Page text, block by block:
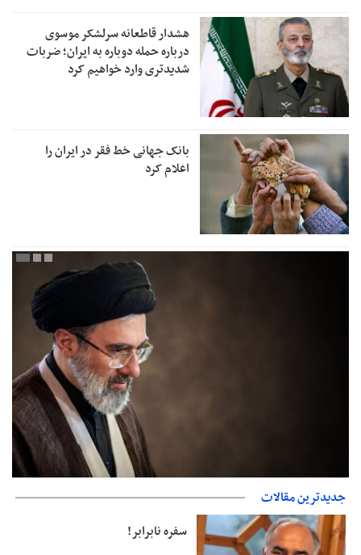
هشدار قاطعانه سرلشکر موسوی
درباره حمله دوباره به ایران؛ ضربات
شدیدتری وارد خواهیم کرد
بانک جهانی خط فقر در ایران را
اعلام کرد
دفتر رهبر انقلاب: مطالب خارج از مراجع رسمی فاقد سندیت است
جدیدترین مقالات
سفره نابرابر!